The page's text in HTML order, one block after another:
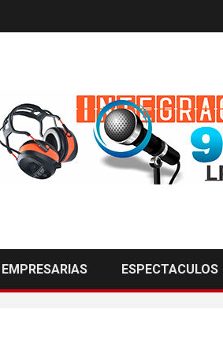
EMPRESARIAS ESPECTACULOS